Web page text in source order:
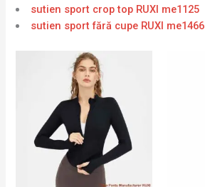
sutien sport crop top RUXI me1125
sutien sport fără cupe RUXI me1466